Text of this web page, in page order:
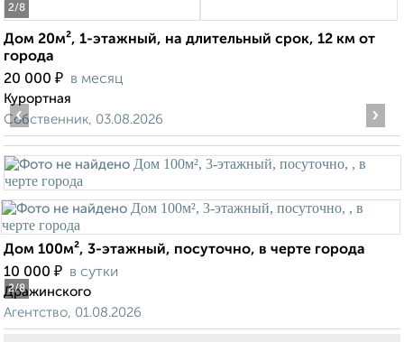
2/8
Дом 20м², 1-этажный, на длительный срок, 12 км от
города
20 000 ₽ в месяц
Курортная
Собственник, 03.08.2026
2/8
‹ ›
Дом 100м², 3-этажный, посуточно, в черте города
10 000 ₽ в сутки
Дражинского
Агентство, 01.08.2026